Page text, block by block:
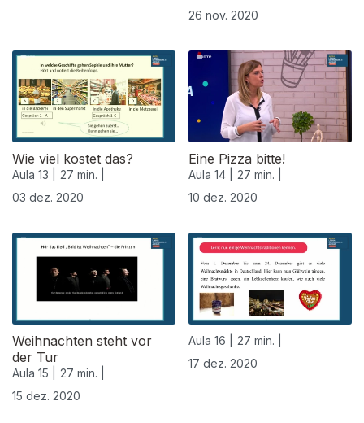
26 nov. 2020
Wie viel kostet das?
Aula 13 |
27 min. |
03 dez. 2020
Eine Pizza bitte!
Aula 14 |
27 min. |
10 dez. 2020
Weihnachten steht vor
der Tur
Aula 15 |
27 min. |
15 dez. 2020
Aula 16 |
27 min. |
17 dez. 2020